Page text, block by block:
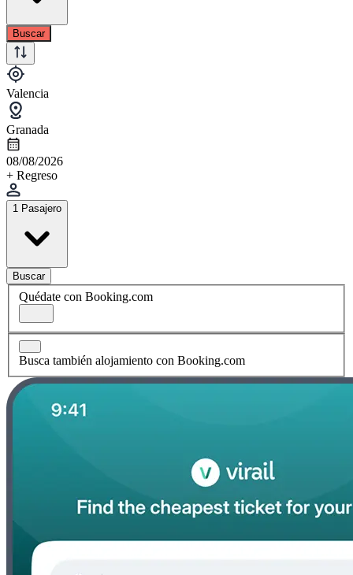
Buscar
Valencia
Granada
08/08/2026
+ Regreso
1 Pasajero
Buscar
Quédate con Booking.com
Busca también alojamiento con Booking.com